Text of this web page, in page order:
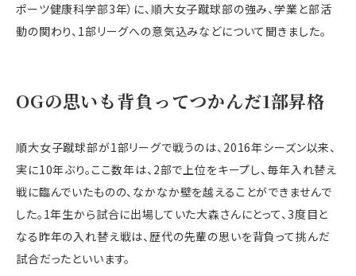
ポーツ健康科学部3年）に、順大女子蹴球部の強み、学業と部活
動の関わり、 1部リーグへの意気込みなどについて聞きました。
OGの思いも背負ってつかんだ1部昇格
順大女子蹴球部が1部リーグで戦うのは、2016年シーズン以来、
実に10年ぶり。ここ数年は、2部で上位をキープし、毎年入れ替え
戦に臨んでいたものの、なかなか壁を越えることができませんで
した。1年生から試合に出場していた大森さんにとって、3度目と
なる昨年の入れ替え戦は、歴代の先輩の思いを背負って挑んだ
試合だったといいます。